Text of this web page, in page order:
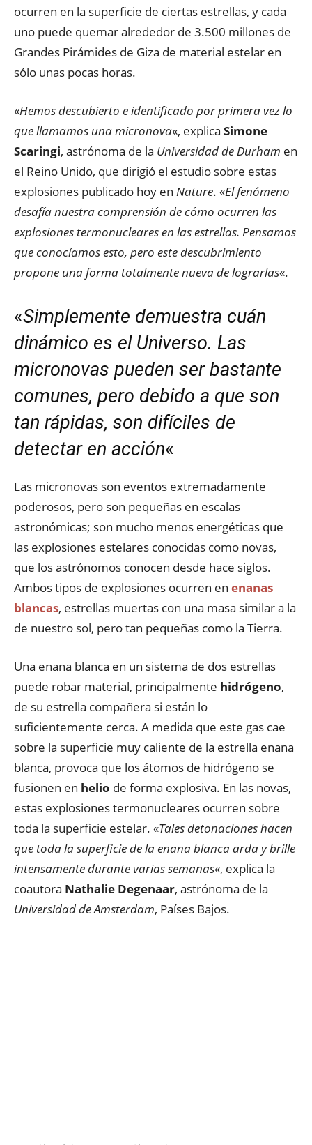
ocurren en la superficie de ciertas estrellas, y cada
uno puede quemar alrededor de 3.500 millones de
Grandes Pirámides de Giza de material estelar en
sólo unas pocas horas.
«Hemos descubierto e identificado por primera vez lo
que llamamos una micronova«, explica Simone
Scaringi, astrónoma de la Universidad de Durham en
el Reino Unido, que dirigió el estudio sobre estas
explosiones publicado hoy en Nature. «El fenómeno
desafía nuestra comprensión de cómo ocurren las
explosiones termonucleares en las estrellas. Pensamos
que conocíamos esto, pero este descubrimiento
propone una forma totalmente nueva de lograrlas«.
«Simplemente demuestra cuán
dinámico es el Universo. Las
micronovas pueden ser bastante
comunes, pero debido a que son
tan rápidas, son difíciles de
detectar en acción«
Las micronovas son eventos extremadamente
poderosos, pero son pequeñas en escalas
astronómicas; son mucho menos energéticas que
las explosiones estelares conocidas como novas,
que los astrónomos conocen desde hace siglos.
Ambos tipos de explosiones ocurren en enanas
blancas, estrellas muertas con una masa similar a la
de nuestro sol, pero tan pequeñas como la Tierra.
Una enana blanca en un sistema de dos estrellas
puede robar material, principalmente hidrógeno,
de su estrella compañera si están lo
suficientemente cerca. A medida que este gas cae
sobre la superficie muy caliente de la estrella enana
blanca, provoca que los átomos de hidrógeno se
fusionen en helio de forma explosiva. En las novas,
estas explosiones termonucleares ocurren sobre
toda la superficie estelar. «Tales detonaciones hacen
que toda la superficie de la enana blanca arda y brille
intensamente durante varias semanas«, explica la
coautora Nathalie Degenaar, astrónoma de la
Universidad de Amsterdam, Países Bajos.